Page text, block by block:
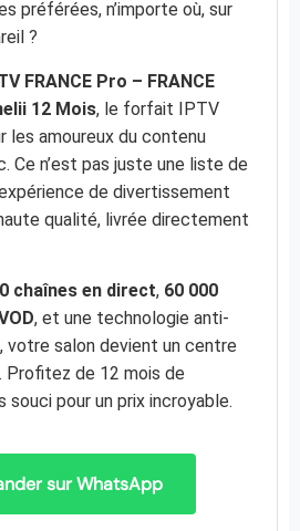
préférées, n’importe où, sur
?
FRANCE Pro – FRANCE
12 Mois, le forfait IPTV
les amoureux du contenu
Ce n’est pas juste une liste de
de divertissement
qualité, livrée directement
chaînes en direct, 60 000
, et une technologie anti-
salon devient un centre
Profitez de 12 mois de
pour un prix incroyable.
sur WhatsApp